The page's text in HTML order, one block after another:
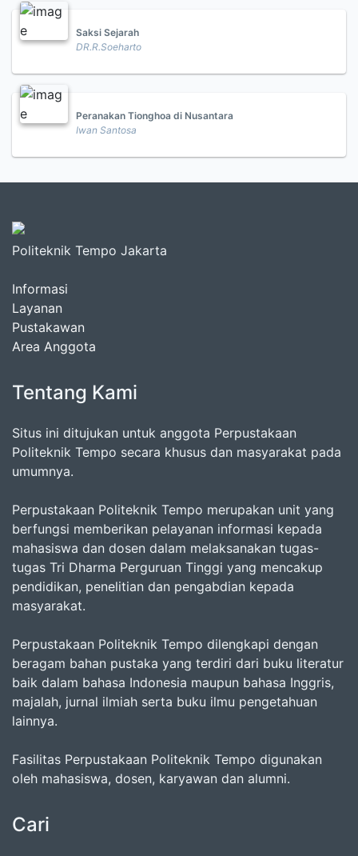
Saksi Sejarah
DR.R.Soeharto
Peranakan Tionghoa di Nusantara
Iwan Santosa
Politeknik Tempo Jakarta
Informasi
Layanan
Pustakawan
Area Anggota
Tentang Kami
Situs ini ditujukan untuk anggota Perpustakaan
Politeknik Tempo secara khusus dan masyarakat pada
umumnya.
Perpustakaan Politeknik Tempo merupakan unit yang
berfungsi memberikan pelayanan informasi kepada
mahasiswa dan dosen dalam melaksanakan tugas-
tugas Tri Dharma Perguruan Tinggi yang mencakup
pendidikan, penelitian dan pengabdian kepada
masyarakat.
Perpustakaan Politeknik Tempo dilengkapi dengan
beragam bahan pustaka yang terdiri dari buku literatur
baik dalam bahasa Indonesia maupun bahasa Inggris,
majalah, jurnal ilmiah serta buku ilmu pengetahuan
lainnya.
Fasilitas Perpustakaan Politeknik Tempo digunakan
oleh mahasiswa, dosen, karyawan dan alumni.
Cari